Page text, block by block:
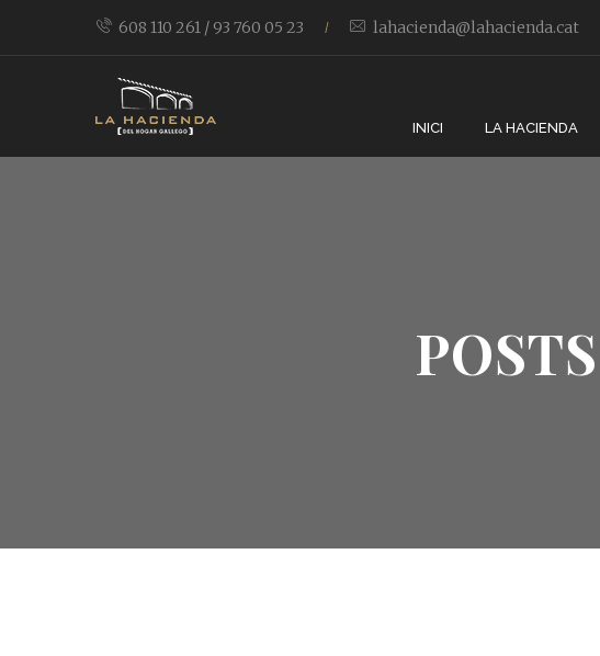
608 110 261 / 93 760 05 23 / lahacienda@lahacienda.cat
INICI LA HACIENDA